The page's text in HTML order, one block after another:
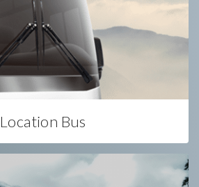
Location Bus